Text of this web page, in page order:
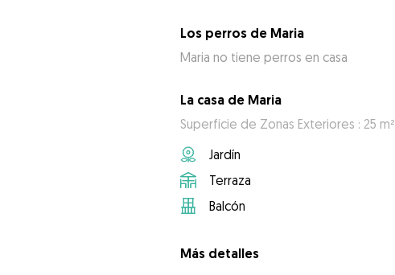
Los perros de Maria
Maria no tiene perros en casa
La casa de Maria
Superficie de Zonas Exteriores : 25 m²
Jardín
Terraza
Balcón
Más detalles